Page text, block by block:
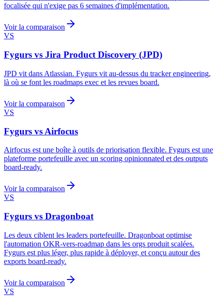
focalisée qui n'exige pas 6 semaines d'implémentation.
Voir la comparaison
VS
Fygurs vs Jira Product Discovery (JPD)
JPD vit dans Atlassian. Fygurs vit au-dessus du tracker engineering,
là où se font les roadmaps exec et les revues board.
Voir la comparaison
VS
Fygurs vs Airfocus
Airfocus est une boîte à outils de priorisation flexible. Fygurs est une
plateforme portefeuille avec un scoring opinionnated et des outputs
board-ready.
Voir la comparaison
VS
Fygurs vs Dragonboat
Les deux ciblent les leaders portefeuille. Dragonboat optimise
l'automation OKR-vers-roadmap dans les orgs produit scalées.
Fygurs est plus léger, plus rapide à déployer, et conçu autour des
exports board-ready.
Voir la comparaison
VS